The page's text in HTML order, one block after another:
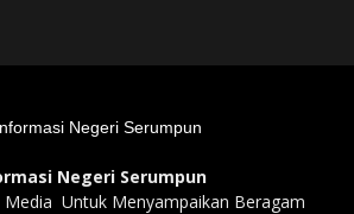
Negeri Serumpun
Untuk Menyampaikan Beragam